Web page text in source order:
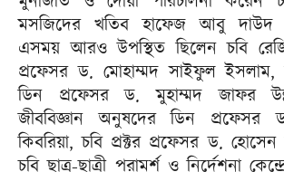
মসজিদের খতিব হাফেজ আবু দাউদ
এসময় আরও উপস্থিত ছিলেন চবি
প্রফেসর ড. মোহাম্মদ সাইফুল
ডিন প্রফেসর ড. মুহাম্মদ জাফর
জীববিজ্ঞান অনুষদের ডিন
কিবরিয়া, চবি প্রক্টর প্রফেসর ড. হোসেন
চবি ছাত্র-ছাত্রী পরামর্শ ও নির্দেশনা